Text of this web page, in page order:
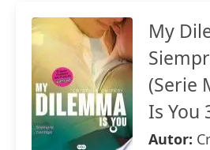
My
(Serie
Is You
Autor: